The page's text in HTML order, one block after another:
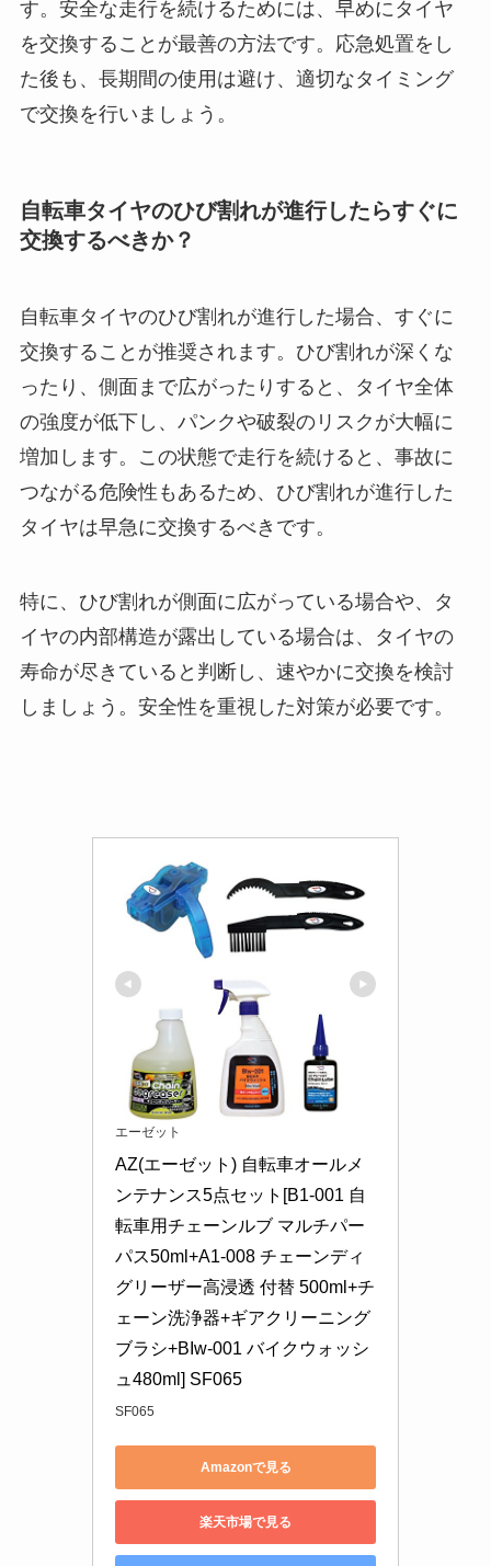
す。安全な走行を続けるためには、早めにタイヤ
を交換することが最善の方法です。応急処置をし
た後も、長期間の使用は避け、適切なタイミング
で交換を行いましょう。
自転車タイヤのひび割れが進行したらすぐに
交換するべきか？
自転車タイヤのひび割れが進行した場合、すぐに
交換することが推奨されます。ひび割れが深くな
ったり、側面まで広がったりすると、タイヤ全体
の強度が低下し、パンクや破裂のリスクが大幅に
増加します。この状態で走行を続けると、事故に
つながる危険性もあるため、ひび割れが進行した
タイヤは早急に交換するべきです。
特に、ひび割れが側面に広がっている場合や、タ
イヤの内部構造が露出している場合は、タイヤの
寿命が尽きていると判断し、速やかに交換を検討
しましょう。安全性を重視した対策が必要です。
エーゼット
AZ(エーゼット) 自転車オールメ
ンテナンス5点セット[B1-001 自
転車用チェーンルブ マルチパー
パス50ml+A1-008 チェーンディ
グリーザー高浸透 付替 500ml+チ
ェーン洗浄器+ギアクリーニング
ブラシ+BIw-001 バイクウォッシ
ュ480ml] SF065
SF065
Amazonで見る
楽天市場で見る